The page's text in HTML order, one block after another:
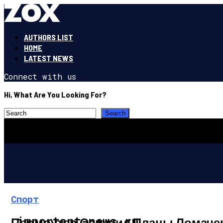
AUTHORS LIST
HOME
LATEST NEWS
Connect with us
Hi, What Are You Looking For?
Спорт